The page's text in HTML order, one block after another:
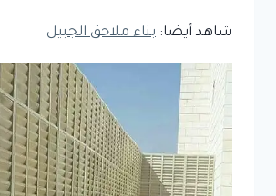
شاهد أيضا: بناء ملاحق الجبيل